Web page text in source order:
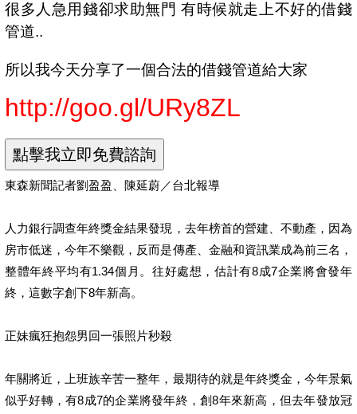
很多人急用錢卻求助無門 有時候就走上不好的借錢
管道..
所以我今天分享了一個合法的借錢管道給大家
http://goo.gl/URy8ZL
東森新聞記者劉盈盈、陳延蔚／台北報導
人力銀行調查年終獎金結果發現，去年榜首的營建、不動產，因為
房市低迷，今年不樂觀，反而是傳產、金融和資訊業成為前三名，
整體年終平均有1.34個月。往好處想，估計有8成7企業將會發年
終，這數字創下8年新高。
正妹瘋狂抱怨男回一張照片秒殺
年關將近，上班族辛苦一整年，最期待的就是年終獎金，今年景氣
似乎好轉，有8成7的企業將發年終，創8年來新高，但去年發放冠